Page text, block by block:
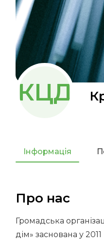
КЦД
Інформація
Про нас
Громадська
дім» заснована у